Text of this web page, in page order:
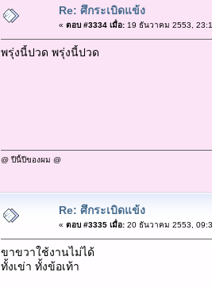
Re: ศึกระเบิดแข้ง
« ตอบ #3334 เมื่อ:19 ธันวาคม 2553,
พรุ่งนี้ปวด พรุ่งนี้ปวด
@ ปีนี้ปีของผม @
Re: ศึกระเบิดแข้ง
« ตอบ #3335 เมื่อ:20 ธันวาคม 2553,
ขาขวาใช้งานไม่ได้
ทั้งเข่า ทั้งข้อเท้า